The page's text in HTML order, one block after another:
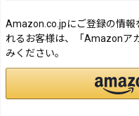
Amazon.co.jpにご登録の情
れるお客様は、「Amazonア
みください。